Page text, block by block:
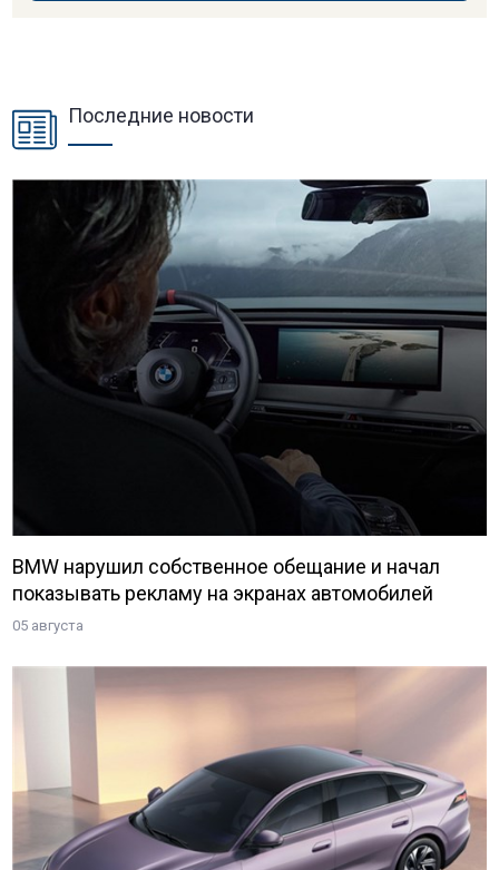
Последние новости
BMW нарушил собственное обещание и начал
показывать рекламу на экранах автомобилей
05 августа